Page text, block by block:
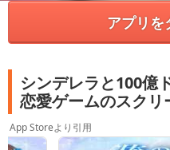
アプリを
シンデレラと100億
恋愛ゲームのスクリ
App Storeより引用